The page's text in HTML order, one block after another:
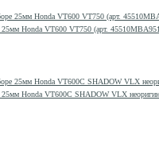
25мм Honda VT600 VT750 (арт.
Honda VT600C SHADOW VLX